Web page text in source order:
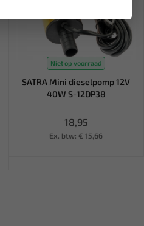
Niet op voorraad
SATRA Mini dieselpomp 12V
40W S-12DP38
18,95
Ex. btw: € 15,66